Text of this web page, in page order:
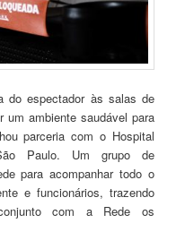
do espectador às salas de
um ambiente saudável para
parceria com o Hospital
Paulo. Um grupo de
para acompanhar todo o
e funcionários, trazendo
com a Rede os